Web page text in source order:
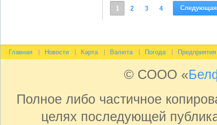
1 2 3 4 Следующая
Главная Новости Карта Валюта Погода Предприятия
© СООО «
Полное либо частичное
целях последующей